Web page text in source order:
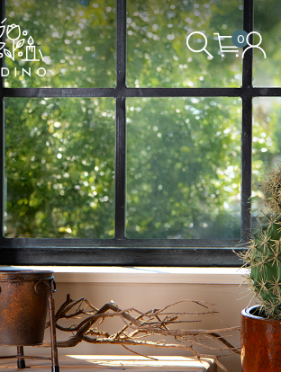
0
YOUR CART IS EMPTY
LOGIN/CREATE AN ACCOUNT